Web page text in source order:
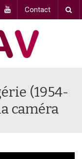
Contact
(1954-
caméra